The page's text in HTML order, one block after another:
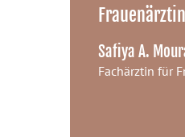
Safiya A.
Fachärztin für